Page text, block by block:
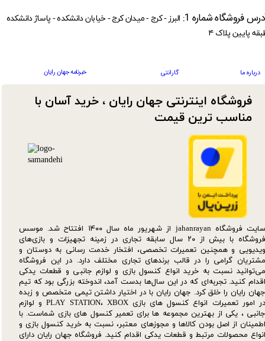
سایت فروشگاه jahanrayan از شهریور ماه سال ۱۴۰۰ افتتاح شد. موسس
فروشگاه با بیش از ۲۰ سال سابقه تجاری در زمینه تجهیزات و بازی‌های
ویدیویی و همچنین تعمیرات تخصصی، افتخار خدمت رسانی به دوستان و
مشتریان گرامی را در قالب برندهای تجاری مختلف دارد. در این فروشگاه
می‌توانید نسبت به خرید انواع کنسول بازی و لوازم جانبی و قطعات یدکی‌
اقدام کنید. تجربه‌ای که در این سال‌ها بدست آمد، اندوخته بزرگی بود که تیم
جهان رایان را خلق کرد. جهان رایان با در اختیار داشتن تیمی متخصص و زبده
در امور تعمیرات انواع کنسول های بازی PLAY STATION، XBOX و لوازم
جانبی ، یکی از بهترین مجموعه ها برای تعمیر کنسول های بازی شماست. با
اطمینان از اصل بودن کالاها و مجوزهای معتبر، نسبت به خرید کنسول بازی و
انواع محصولات مرتبط و قطعات یدکی اقدام کنید. فروشگاه جهان رایان دارای
فروشگاه اینترنتی جهان رایان ، خرید آسان با
مناسب ترین قیمت​​​​​​​
درباره ما گارانتی خبرنامه جهان رایان
فروشگاه شماره 1:
البرز - کرج - میدان کرج - خیابان دانشکده - پاساژ دانشکده
پایین پلاک ۴